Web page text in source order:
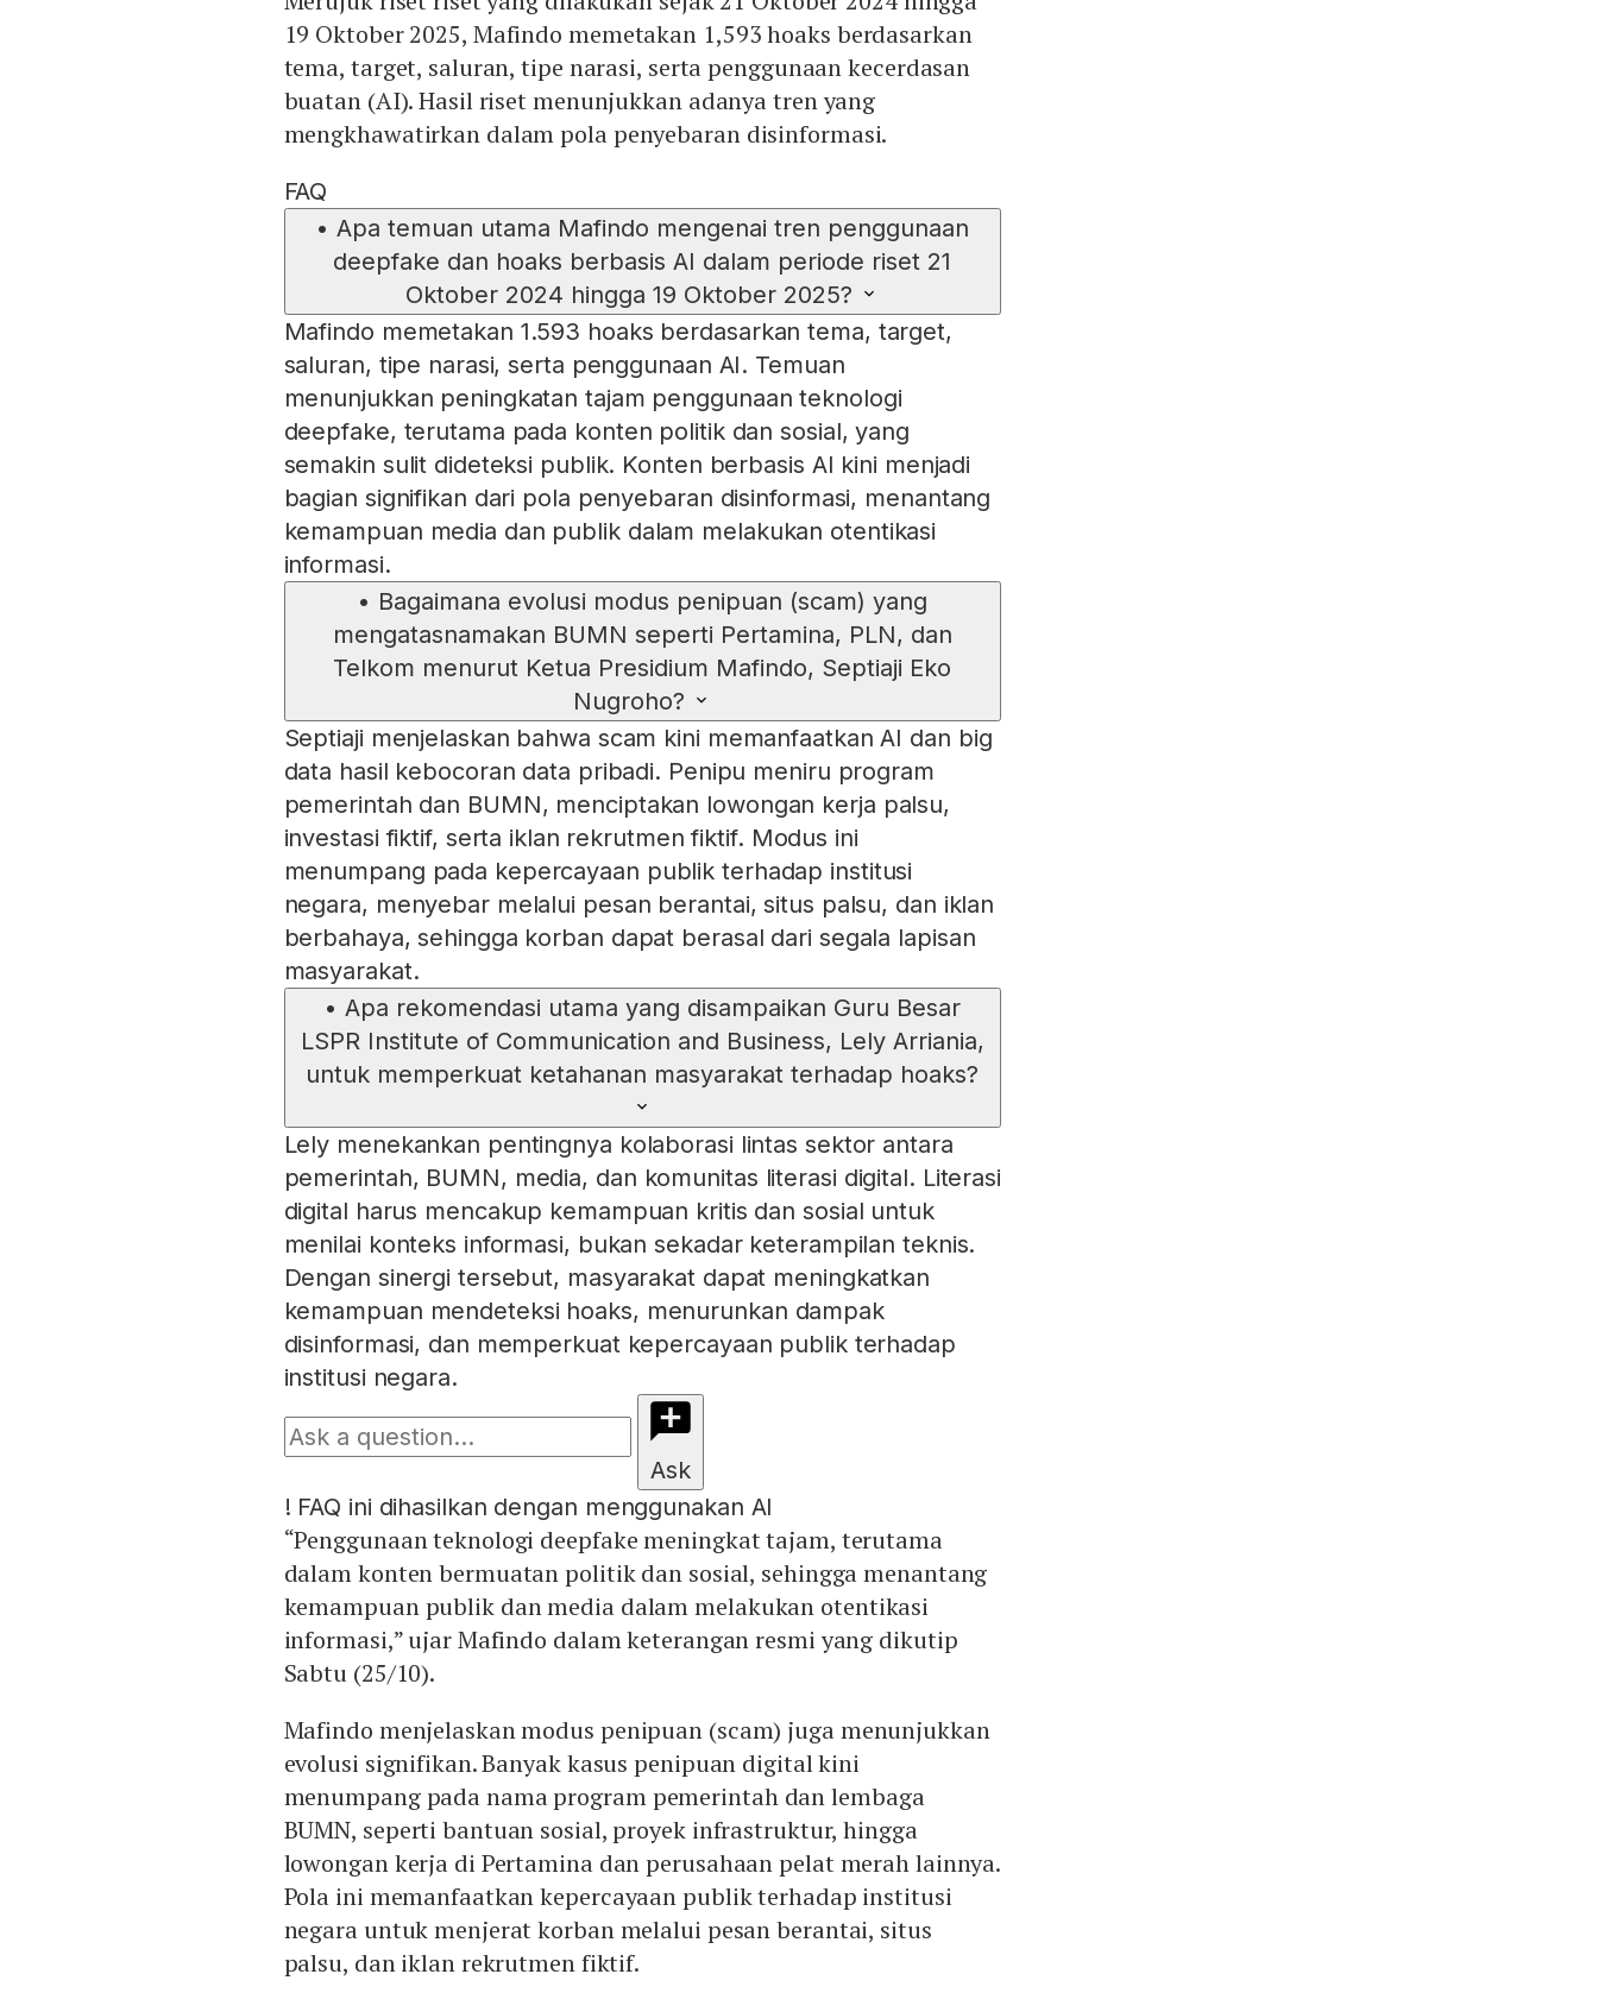
19 Oktober 2025, Mafindo memetakan 1,593 hoaks berdasarkan
tema, target, saluran, tipe narasi, serta penggunaan kecerdasan
buatan (AI). Hasil riset menunjukkan adanya tren yang
mengkhawatirkan dalam pola penyebaran disinformasi.
FAQ
• Apa temuan utama Mafindo mengenai tren penggunaan
deepfake dan hoaks berbasis AI dalam periode riset 21
Oktober 2024 hingga 19 Oktober 2025?
Mafindo memetakan 1.593 hoaks berdasarkan tema, target,
saluran, tipe narasi, serta penggunaan AI. Temuan
menunjukkan peningkatan tajam penggunaan teknologi
deepfake, terutama pada konten politik dan sosial, yang
semakin sulit dideteksi publik. Konten berbasis AI kini menjadi
bagian signifikan dari pola penyebaran disinformasi, menantang
kemampuan media dan publik dalam melakukan otentikasi
informasi.
• Bagaimana evolusi modus penipuan (scam) yang
mengatasnamakan BUMN seperti Pertamina, PLN, dan
Telkom menurut Ketua Presidium Mafindo, Septiaji Eko
Nugroho?
Septiaji menjelaskan bahwa scam kini memanfaatkan AI dan big
data hasil kebocoran data pribadi. Penipu meniru program
pemerintah dan BUMN, menciptakan lowongan kerja palsu,
investasi fiktif, serta iklan rekrutmen fiktif. Modus ini
menumpang pada kepercayaan publik terhadap institusi
negara, menyebar melalui pesan berantai, situs palsu, dan iklan
berbahaya, sehingga korban dapat berasal dari segala lapisan
masyarakat.
• Apa rekomendasi utama yang disampaikan Guru Besar
LSPR Institute of Communication and Business, Lely Arriania,
untuk memperkuat ketahanan masyarakat terhadap hoaks?
Lely menekankan pentingnya kolaborasi lintas sektor antara
pemerintah, BUMN, media, dan komunitas literasi digital. Literasi
digital harus mencakup kemampuan kritis dan sosial untuk
menilai konteks informasi, bukan sekadar keterampilan teknis.
Dengan sinergi tersebut, masyarakat dapat meningkatkan
kemampuan mendeteksi hoaks, menurunkan dampak
disinformasi, dan memperkuat kepercayaan publik terhadap
institusi negara.
Ask
! FAQ ini dihasilkan dengan menggunakan AI
“Penggunaan teknologi deepfake meningkat tajam, terutama
dalam konten bermuatan politik dan sosial, sehingga menantang
kemampuan publik dan media dalam melakukan otentikasi
informasi,” ujar Mafindo dalam keterangan resmi yang dikutip
Sabtu (25/10).
Mafindo menjelaskan modus penipuan (scam) juga menunjukkan
evolusi signifikan. Banyak kasus penipuan digital kini
menumpang pada nama program pemerintah dan lembaga
BUMN, seperti bantuan sosial, proyek infrastruktur, hingga
lowongan kerja di Pertamina dan perusahaan pelat merah lainnya.
Pola ini memanfaatkan kepercayaan publik terhadap institusi
negara untuk menjerat korban melalui pesan berantai, situs
palsu, dan iklan rekrutmen fiktif.